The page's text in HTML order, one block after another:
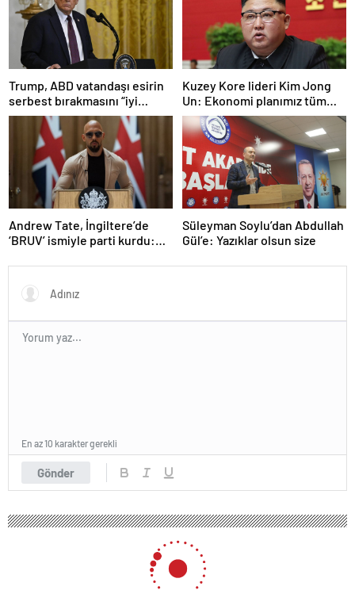
Trump, ABD vatandaşı esirin
serbest bırakmasını “iyi
niyetle atılmış bir adım”
olarak değerlendirdi
Kuzey Kore lideri Kim Jong
Un: Ekonomi planımız tüm
sektörlerde başarısız oldu
Andrew Tate, İngiltere’de
‘BRUV’ ismiyle parti kurdu:
propagandasını
yasaklayacağız’
Süleyman Soylu’dan Abdullah
Gül’e: Yazıklar olsun size
Gönder
En az 10 karakter gerekli